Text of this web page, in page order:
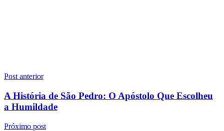
Navegação
de
Post
Post anterior
A História de São Pedro: O Apóstolo Que Escolheu
a Humildade
Próximo post